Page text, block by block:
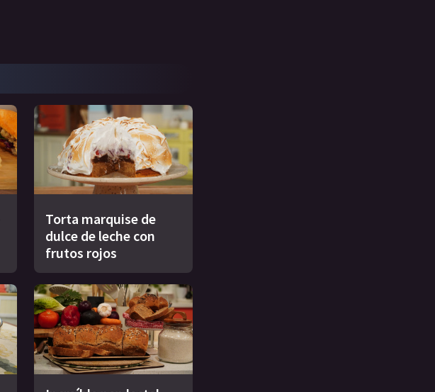
Torta marquise de
dulce de leche con
frutos rojos